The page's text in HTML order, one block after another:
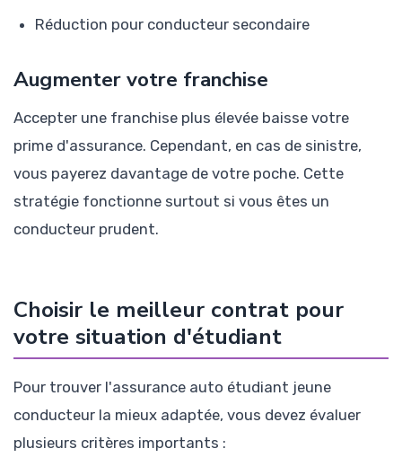
Réduction pour conducteur secondaire
Augmenter votre franchise
Accepter une franchise plus élevée baisse votre
prime d'assurance. Cependant, en cas de sinistre,
vous payerez davantage de votre poche. Cette
stratégie fonctionne surtout si vous êtes un
conducteur prudent.
Choisir le meilleur contrat pour
votre situation d'étudiant
Pour trouver l'assurance auto étudiant jeune
conducteur la mieux adaptée, vous devez évaluer
plusieurs critères importants :